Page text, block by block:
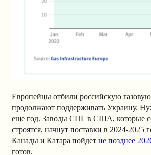
Европейцы отбили российскую
продолжают поддерживать Украину.
еще год. Заводы СПГ в США, которые
строятся, начнут поставки в 2024-2025
Канады и Катара пойдет не позднее
готов.